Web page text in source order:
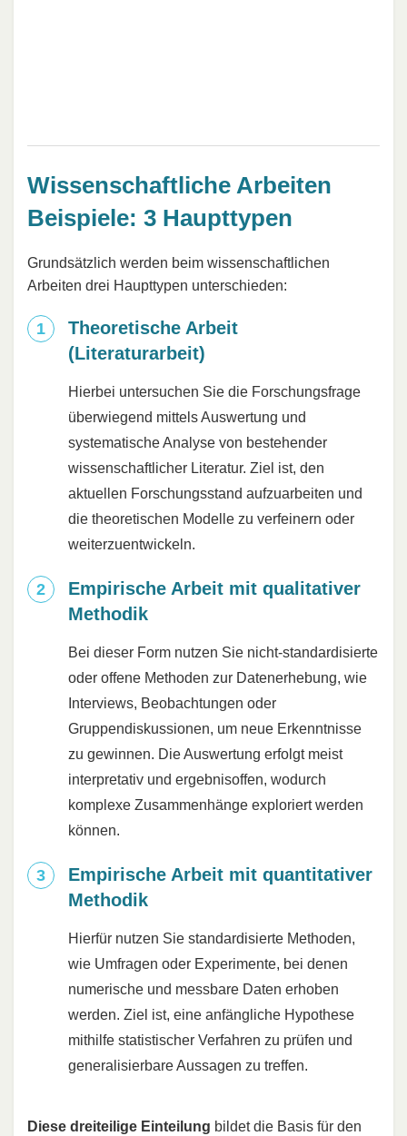
Wissenschaftliche Arbeiten
Beispiele: 3 Haupttypen
Grundsätzlich werden beim wissenschaftlichen
Arbeiten drei Haupttypen unterschieden:
Theoretische Arbeit
(Literaturarbeit)
Hierbei untersuchen Sie die Forschungsfrage
überwiegend mittels Auswertung und
systematische Analyse von bestehender
wissenschaftlicher Literatur. Ziel ist, den
aktuellen Forschungsstand aufzuarbeiten und
die theoretischen Modelle zu verfeinern oder
weiterzuentwickeln.
Empirische Arbeit mit qualitativer
Methodik
Bei dieser Form nutzen Sie nicht-standardisierte
oder offene Methoden zur Datenerhebung, wie
Interviews, Beobachtungen oder
Gruppendiskussionen, um neue Erkenntnisse
zu gewinnen. Die Auswertung erfolgt meist
interpretativ und ergebnisoffen, wodurch
komplexe Zusammenhänge exploriert werden
können.
Empirische Arbeit mit quantitativer
Methodik
Hierfür nutzen Sie standardisierte Methoden,
wie Umfragen oder Experimente, bei denen
numerische und messbare Daten erhoben
werden. Ziel ist, eine anfängliche Hypothese
mithilfe statistischer Verfahren zu prüfen und
generalisierbare Aussagen zu treffen.
Diese dreiteilige Einteilung bildet die Basis für den